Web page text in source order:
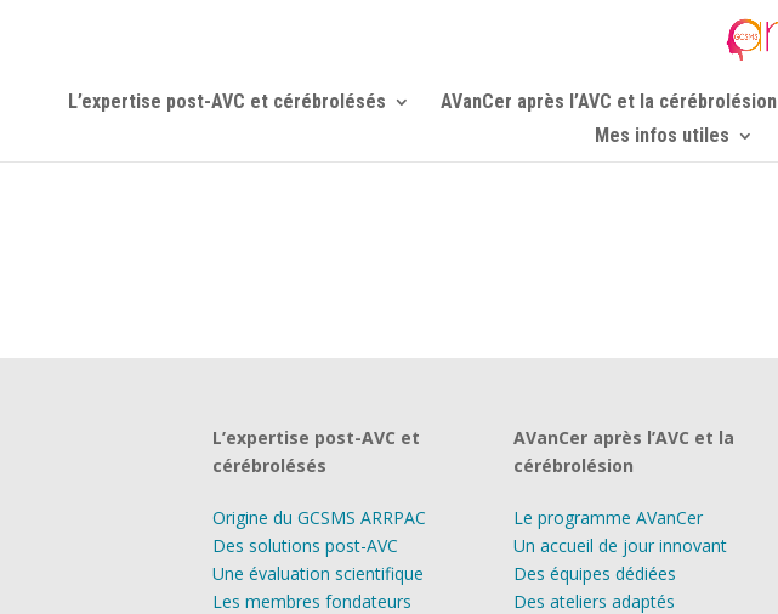
L’expertise post-AVC et cérébrolésés AVanCer après l’AVC et la cérébrolésion
Mes infos utiles
L’expertise post-AVC et
cérébrolésés
Origine du GCSMS ARRPAC
Des solutions post-AVC
Une évaluation scientifique
Les membres fondateurs
AVanCer après l’AVC et la
cérébrolésion
Le programme AVanCer
Un accueil de jour innovant
Des équipes dédiées
Des ateliers adaptés